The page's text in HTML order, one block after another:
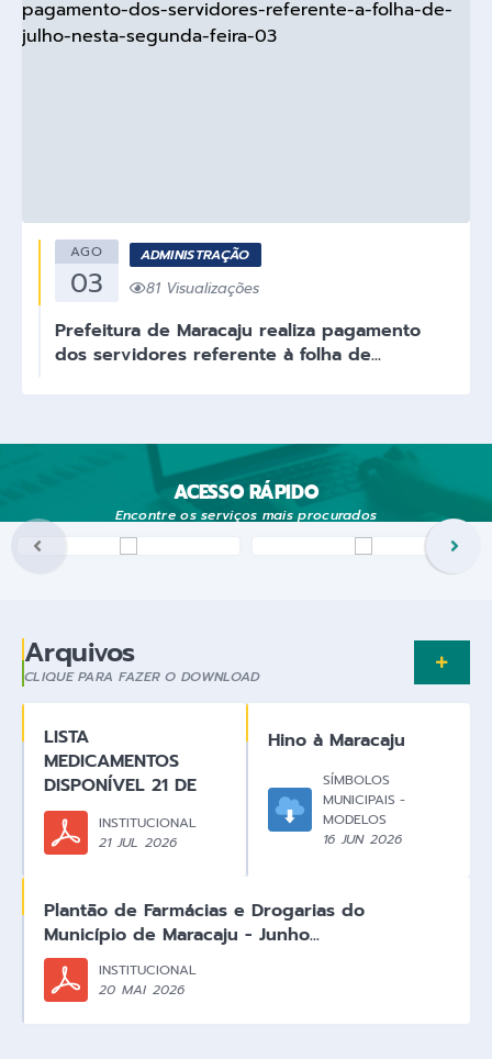
AGO
03
ADMINISTRAÇÃO
81 Visualizações
Prefeitura de Maracaju realiza pagamento
dos servidores referente à folha de...
ACESSO RÁPIDO
Encontre os serviços mais procurados
Arquivos
CLIQUE PARA FAZER O DOWNLOAD
LISTA
MEDICAMENTOS
DISPONÍVEL 21 DE
JULHO DE 2026
INSTITUCIONAL
21 JUL 2026
Hino à Maracaju
SÍMBOLOS
MUNICIPAIS -
MODELOS
16 JUN 2026
Plantão de Farmácias e Drogarias do
Município de Maracaju - Junho...
INSTITUCIONAL
20 MAI 2026